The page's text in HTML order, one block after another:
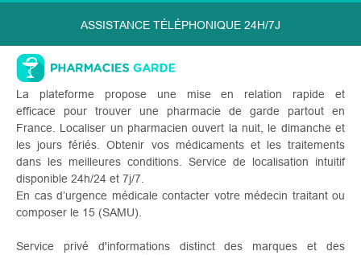
ASSISTANCE TÉLÉPHONIQUE 24H/7J
La plateforme propose une mise en relation rapide et
efficace pour trouver une pharmacie de garde partout en
France. Localiser un pharmacien ouvert la nuit, le dimanche et
les jours fériés. Obtenir vos médicaments et les traitements
dans les meilleures conditions. Service de localisation intuitif
disponible 24h/24 et 7j/7.
En cas d’urgence médicale contacter votre médecin traitant ou
composer le 15 (SAMU).
Service privé d'informations distinct des marques et des